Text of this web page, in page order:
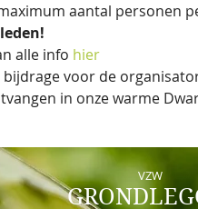
aantal personen
alle info hier
voor de
in onze warme
VZW